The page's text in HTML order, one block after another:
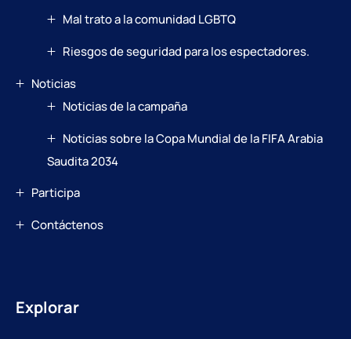
Mal trato a la comunidad LGBTQ
Riesgos de seguridad para los espectadores.
Noticias
Noticias de la campaña
Noticias sobre la Copa Mundial de la FIFA Arabia
Saudita 2034
Participa
Contáctenos
Explorar